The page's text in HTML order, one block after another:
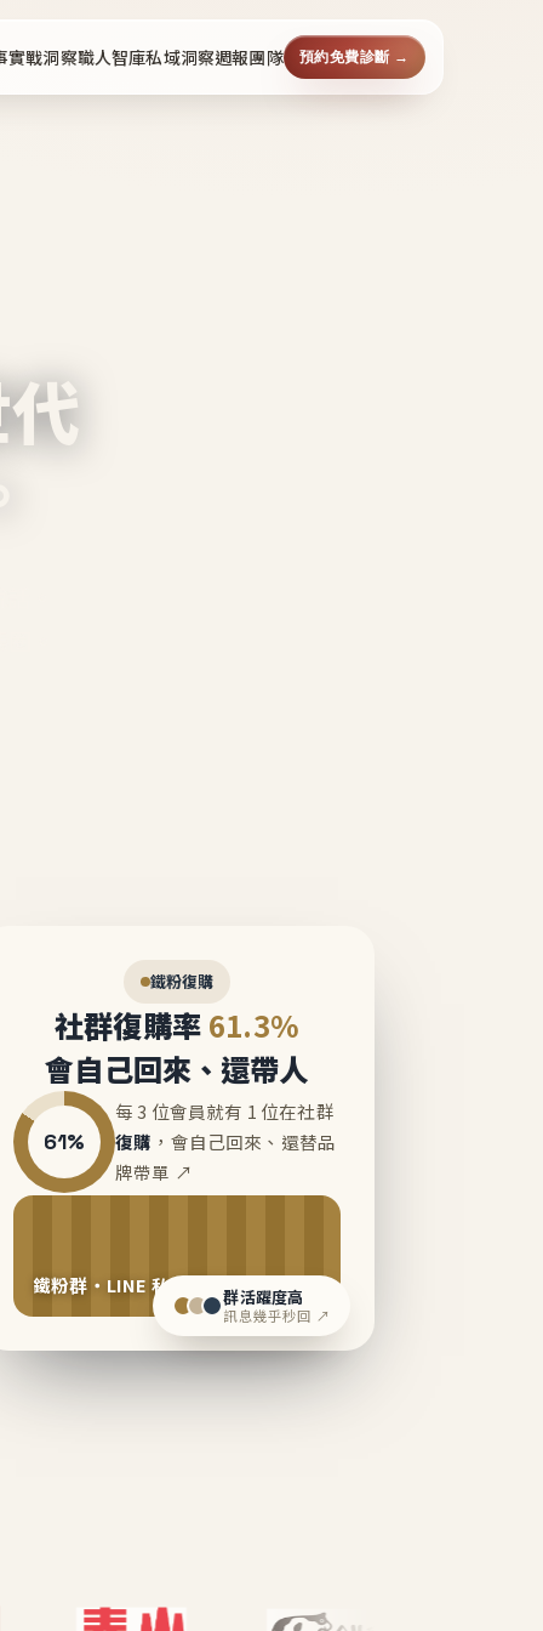
實戰洞察職人智庫私域洞察週報團隊 預約免費診斷 →
鐵粉復購
社群復購率 61.3%
會自己回來、還帶人
61%
每 3 位會員就有 1 位在社群
復購 ，會自己回來、還替品
牌帶單 ↗
鐵粉群・LINE 私域運營中群活躍度高
訊息幾乎秒回 ↗